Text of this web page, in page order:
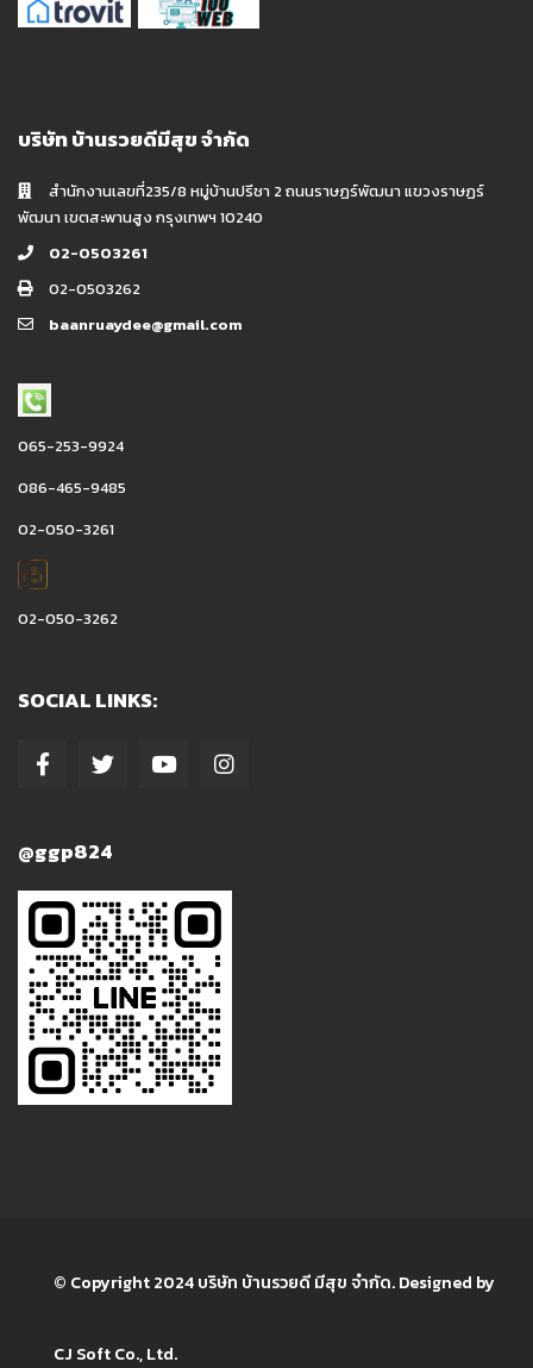
บริษัท บ้านรวยดีมีสุข จำกัด
สำนักงานเลขที่235/8 หมู่บ้านปรีชา 2 ถนนราษฏร์พัฒนา แขวงราษฏร์
พัฒนา เขตสะพานสูง กรุงเทพฯ 10240
02-0503261
02-0503262
baanruaydee@gmail.com
065-253-9924
086-465-9485
02-050-3261
02-050-3262
SOCIAL LINKS:
@ggp824
© Copyright 2024 บริษัท บ้านรวยดี มีสุข จำกัด. Designed by
CJ Soft Co., Ltd.